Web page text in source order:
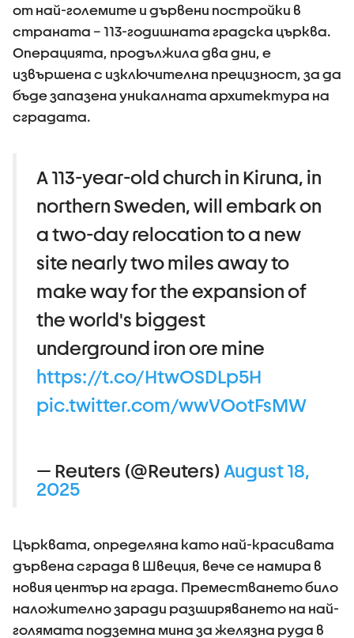
от най-големите и дървени постройки в
страната – 113-годишната градска църква.
Операцията, продължила два дни, е
извършена с изключителна прецизност, за да
бъде запазена уникалната архитектура на
сградата.
A 113-year-old church in Kiruna, in
northern Sweden, will embark on
a two-day relocation to a new
site nearly two miles away to
make way for the expansion of
the world's biggest
underground iron ore mine
https://t.co/HtwOSDLp5H
pic.twitter.com/wwVOotFsMW
— Reuters (@Reuters) August 18,
2025
Църквата, определяна като най-красивата
дървена сграда в Швеция, вече се намира в
новия център на града. Преместването било
наложително заради разширяването на най-
голямата подземна мина за желязна руда в